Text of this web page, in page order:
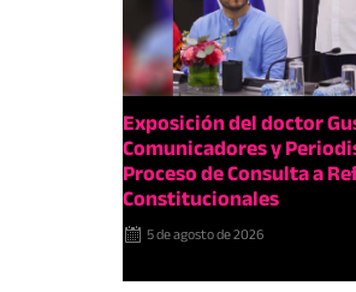
Exposición del doctor
Comunicadores y
Proceso de Consulta a
Constitucionales
5 de agosto de 2026